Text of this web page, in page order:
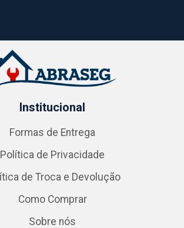
Institucional
Formas de Entrega
Política de Privacidade
de Troca e Devolução
Como Comprar
Sobre nós